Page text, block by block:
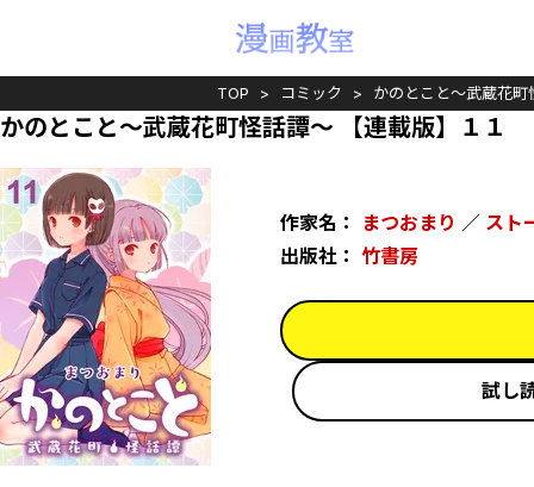
TOP コミック かのとこと～武蔵花
かのとこと～武蔵花町怪話譚～ 【連載版】１１
作家名： まつおまり ／ スト
出版社： 竹書房
試し